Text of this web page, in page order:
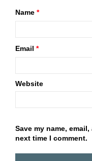
Name *
Email *
Website
Save my name,
next time I comment.